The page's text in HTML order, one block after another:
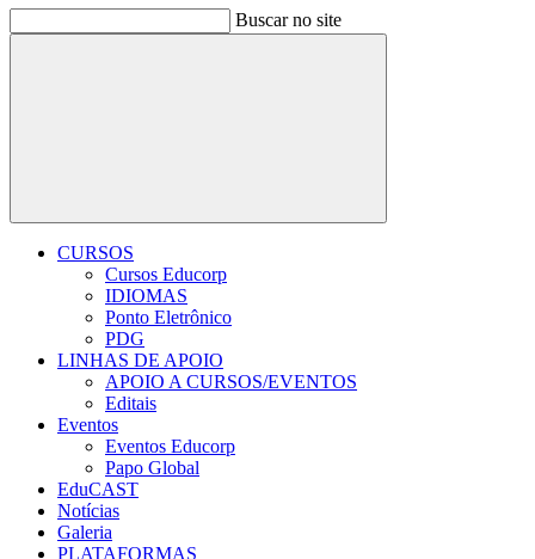
Buscar no site
Buscar
CURSOS
Cursos Educorp
IDIOMAS
Ponto Eletrônico
PDG
LINHAS DE APOIO
APOIO A CURSOS/EVENTOS
Editais
Eventos
Eventos Educorp
Papo Global
EduCAST
Notícias
Galeria
PLATAFORMAS